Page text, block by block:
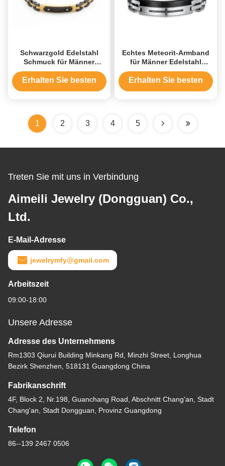
Schwarzgold Edelstahl
Schmuck für Männer
Fahrradkette
Motorradketten Armband
Erhalten Sie besten
Echtes Meteorit-Armband
für Männer Edelstahl
Diamantketten-Armband
Erhalten Sie besten
1 2 3 4 5
Treten Sie mit uns in Verbindung
Aimeili Jewelry (Dongguan) Co.,
Ltd.
E-Mail-Adresse
jewelrymfy@gmail.com
Arbeitszeit
09:00-18:00
Unsere Adresse
Adresse des Unternehmens
Rm1303 Qiurui Building Minkang Rd, Minzhi Street, Longhua
Bezirk Shenzhen, 518131 Guangdong China
Fabrikanschrift
4F, Block 2, Nr.198, Guanchang Road, Abschnitt Chang'an, Stadt
Chang'an, Stadt Dongguan, Provinz Guangdong
Telefon
86--139 2467 0506